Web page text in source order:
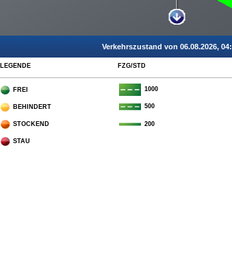
Verkehrszustand von 06.08.2026,
LEGENDE FZG/STD
FREI 1000
BEHINDERT 500
STOCKEND 200
STAU